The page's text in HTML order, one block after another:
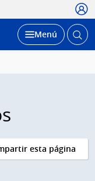
Desplegar
Menú Abrir
esta página